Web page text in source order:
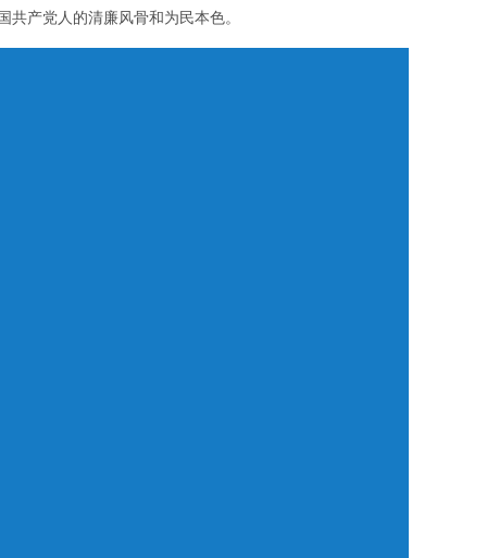
产党人的清廉风骨和为民本色。